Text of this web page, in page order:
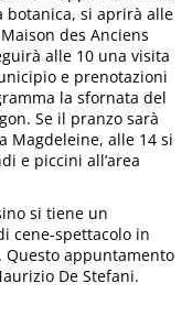
botanica, si aprirà alle
des Anciens
alle 10 una visita
e prenotazioni
la sfornata del
Se il pranzo sarà
Magdeleine, alle 14 si
e piccini all’area
si tiene un
cene-spettacolo in
appuntamento
De Stefani.